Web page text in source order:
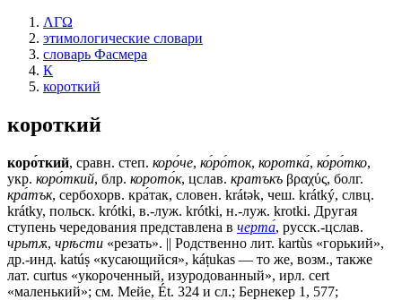
ΛΓΩ
этимологические словари
словарь Фасмера
К
короткий
короткий
коро́ткий, сравн. степ. коро́че, ко́ро́ток, коротка́, ко́ро́тко,
укр. коро́ткий, блр. корото́к, цслав. кратъкъ βραχύς, болг.
кра́тък, сербохорв. кра́так, словен. krátǝk, чеш. krátký, слвц.
krátky, польск. krótki, в.-луж. krótki, н.-луж. krotki. Другая
ступень чередования представлена в черта́, русск.-цслав.
чрьтѫ, чрѣсти «резать». || Родственно лит. kartùs «горький»,
др.-инд. katúṣ «кусающийся», káṭukas — то же, возм., также
лат. curtus «укороченный, изуродованный», ирл. сеrt
«маленький»; см. Мейе, Ét. 324 и сл.; Бернекер 1, 577;